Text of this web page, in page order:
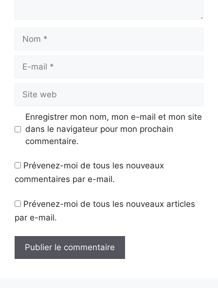
mail
web
Enregistrer mon nom, mon e-mail et mon site
dans le navigateur pour mon prochain
commentaire.
Prévenez-moi de tous les nouveaux
commentaires par e-mail.
Prévenez-moi de tous les nouveaux articles
par e-mail.